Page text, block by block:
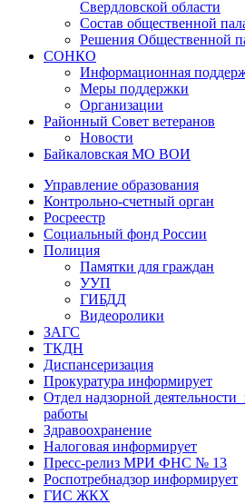
Свердловской области
Состав общественной
Решения Общественной
СОНКО
Информационная
Меры поддержки
Организации
Районный Совет ветеранов
Новости
Байкаловская МО ВОИ
Управление образования
Контрольно-счетный орган
Росреестр
Социальный фонд России
Полиция
Памятки для граждан
УУП
ГИБДД
Видеоролики
ЗАГС
ТКДН
Диспансеризация
Прокуратура информирует
Отдел надзорной
работы
Здравоохранение
Налоговая информирует
Пресс-релиз МРИ ФНС № 13
Роспотребнадзор информирует
ГИС ЖКХ